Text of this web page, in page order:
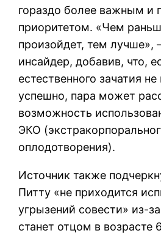
гораздо более важным и
приоритетом. «Чем
произойдет, тем лучше»,
инсайдер, добавив, что,
естественного зачатия
успешно, пара может
возможность
ЭКО
оплодотворения).
Источник также
Питту «не приходится
угрызений совести» из-
станет отцом в возрасте